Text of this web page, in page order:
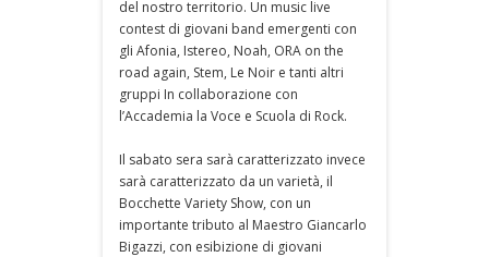
del nostro territorio. Un music live
contest di giovani band emergenti con
gli Afonia, Istereo, Noah, ORA on the
road again, Stem, Le Noir e tanti altri
gruppi In collaborazione con
l’Accademia la Voce e Scuola di Rock.
Il sabato sera sarà caratterizzato invece
sarà caratterizzato da un varietà, il
Bocchette Variety Show, con un
importante tributo al Maestro Giancarlo
Bigazzi, con esibizione di giovani